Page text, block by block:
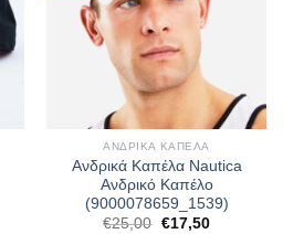
ΑΝΔΡΙΚΆ ΚΑΠΈΛΑ
Ανδρικά Καπέλα Nautica
Ανδρικό Καπέλο
(9000078659_1539)
€25,00 Original
€17,50Η